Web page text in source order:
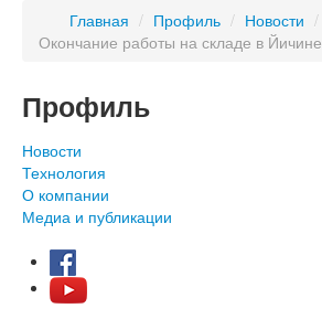
Главная / Профиль / Новости /
Окончание работы на складе в Йичине
Профиль
Новости
Технология
О компании
Медиа и публикации